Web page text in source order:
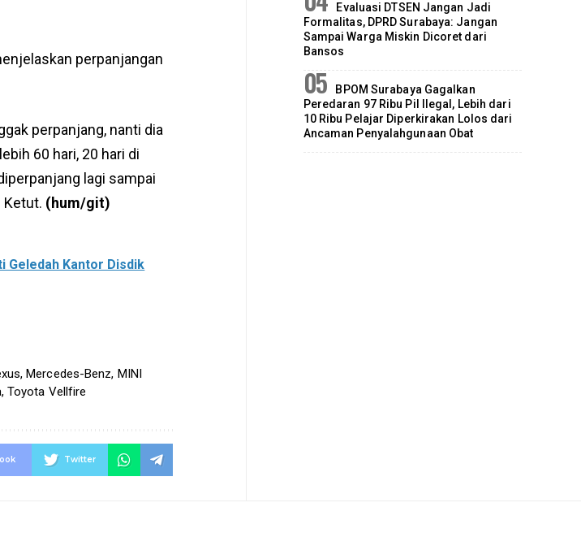
perpanjangan
perpanjang, nanti dia
60 hari, 20 hari di
lagi sampai
Ketut. (hum/git)
Geledah Kantor Disdik
,Mercedes-Benz, MINI
, Toyota Vellfire
Twitter
Evaluasi DTSEN Jangan Jadi
Formalitas, DPRD Surabaya: Jangan
Sampai Warga Miskin Dicoret dari
Bansos
BPOM Surabaya Gagalkan
Peredaran 97 Ribu Pil Ilegal, Lebih dari
10 Ribu Pelajar Diperkirakan Lolos dari
Ancaman Penyalahgunaan Obat